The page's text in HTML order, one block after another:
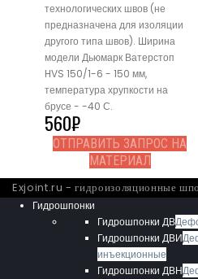
технологических швов (не
предназначена для изоляции
другого типа швов). Ширина
модели Дьюмарк Ватерстоп
HVS 150/1-6 - 150 мм,
температура хрупкости на
брусе - -40 С.
560₽
ОТПРАВИТЬ ЗАПРОС НА
МАТЕРИАЛ
Exjoint.ru - гидроизоляционные
Гидрошпонки
Гидрошпонки ДВ
Гидрошпонки ДВИ
инъекционные
Гидрошпонки ДВН